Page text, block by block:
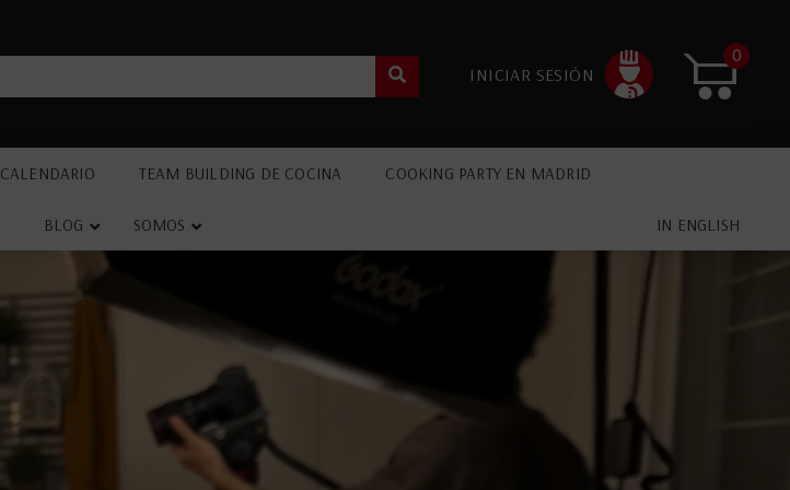
INICIAR SESIÓN
0
CALENDARIO TEAM BUILDING DE COCINA COOKING PARTY EN MADRID
BLOG SOMOS IN ENGLISH